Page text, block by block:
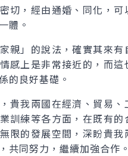
切，經由通婚、同化，可
體。
家親」的說法，確實其來
感上是非常接近的，而這
的良好基礎。
貴我兩國在經濟、貿易、
訓練等各方面，在既有的
限的發展空間，深盼貴我
共同努力，繼續加強合作。